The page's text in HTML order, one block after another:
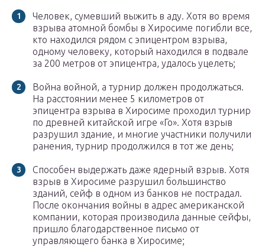
Человек, сумевший выжить в аду. Хотя во время
взрыва атомной бомбы в Хиросиме погибли все,
кто находился рядом с эпицентром взрыва,
одному человеку, который находился в подвале
за 200 метров от эпицентра, удалось уцелеть;
Война войной, а турнир должен продолжаться.
На расстоянии менее 5 километров от
эпицентра взрыва в Хиросиме проходил турнир
по древней китайской игре «Го». Хотя взрыв
разрушил здание, и многие участники получили
ранения, турнир продолжился в тот же день;
Способен выдержать даже ядерный взрыв. Хотя
взрыв в Хиросиме разрушил большинство
зданий, сейф в одном из банков не пострадал.
После окончания войны в адрес американской
компании, которая производила данные сейфы,
пришло благодарственное письмо от
управляющего банка в Хиросиме;